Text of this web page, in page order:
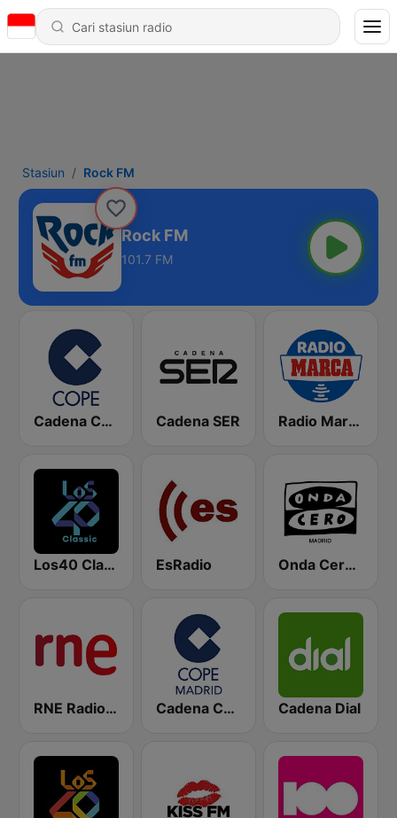
Stasiun Rock FM
Rock FM
101.7 FM
Cadena COPE Cadena SER Radio Marca Nacional
Los40 Classic EsRadio Onda Cero Madrid
RNE Radio Nacional Cadena COPE Madrid Cadena Dial